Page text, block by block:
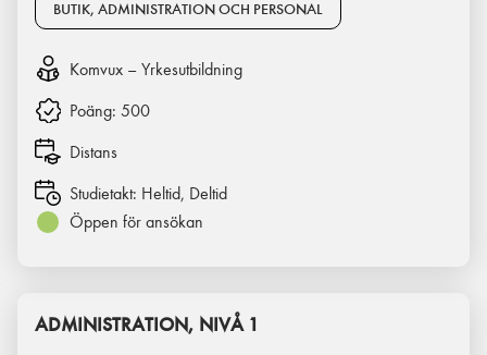
BUTIK, ADMINISTRATION OCH PERSONAL
Komvux – Yrkesutbildning
Poäng: 500
Distans
Studietakt: Heltid, Deltid
Öppen för ansökan
ADMINISTRATION, NIVÅ 1